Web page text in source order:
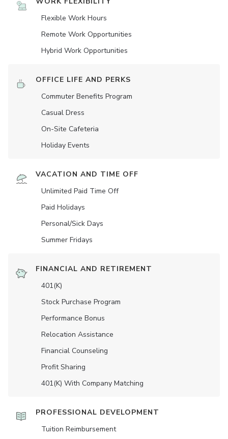
Flexible Work Hours
Remote Work Opportunities
Hybrid Work Opportunities
OFFICE LIFE AND PERKS
Commuter Benefits Program
Casual Dress
On-Site Cafeteria
Holiday Events
VACATION AND TIME OFF
Unlimited Paid Time Off
Paid Holidays
Personal/Sick Days
Summer Fridays
FINANCIAL AND RETIREMENT
401(K)
Stock Purchase Program
Performance Bonus
Relocation Assistance
Financial Counseling
Profit Sharing
401(K) With Company Matching
PROFESSIONAL DEVELOPMENT
Tuition Reimbursement